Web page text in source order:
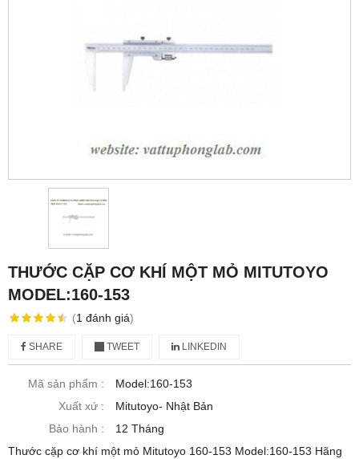
THƯỚC CẶP CƠ KHÍ MỘT MỎ MITUTOYO
MODEL:160-153
(1 đánh giá)
SHARE TWEET LINKEDIN
Mã sản phẩm :
Model:160-153
Xuất xứ :
Mitutoyo- Nhật Bản
Bảo hành :
12 Tháng
Thước cặp cơ khí một mỏ Mitutoyo 160-153 Model:160-153 Hãng